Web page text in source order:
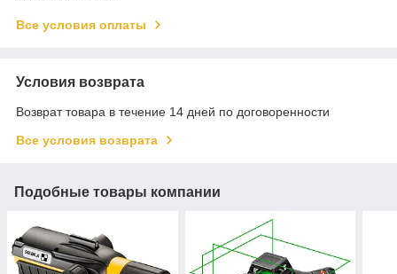
Все условия оплаты
Условия возврата
Возврат товара в течение 14 дней по договоренности
Все условия возврата
Подобные товары компании